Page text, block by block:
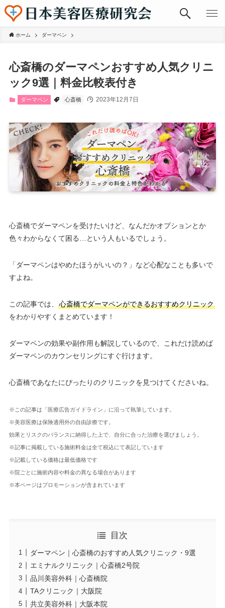
ホーム ダーマペン
心斎橋のダーマペンおすすめ人気クリニ
ック9選｜料金比較表付き
ダーマペン 心斎橋 2023年12月7日
心斎橋でダーマペンを受けたいけど、なんだかオプションとか
色々わからなくて困る…という人もいるでしょう。
「ダーマペンはやめたほうがいいの？」など心配なことも多いで
すよね。
この記事では、
心斎橋でダーマペンができるおすすめクリニック
をわかりやすくまとめています！
ダーマペンの効果や副作用も解説しているので、これだけ読めば
ダーマペンのカウンセリングにすぐ行けます。
心斎橋であなたにぴったりのクリニックを見つけてくださいね。
※この記事は「医療広告ガイドライン」に沿って執筆しています。
※美容医療は保険適用外の自由診療です。
効果とリスクのバランスに納得した上で、自分に合った治療を選びましょう。
※記事に掲載している施術料金は全て税込にて表記しています
※記載している価格は最低価格です
※院ごとに施術内容や料金の異なる場合があります
※本ページはプロモーションが含まれています
目次
ダーマペン｜心斎橋のおすすめ人気クリニック・9選
エミナルクリニック｜心斎橋2号院
品川美容外科｜心斎橋院
TAクリニック｜大阪院
共立美容外科｜大阪本院